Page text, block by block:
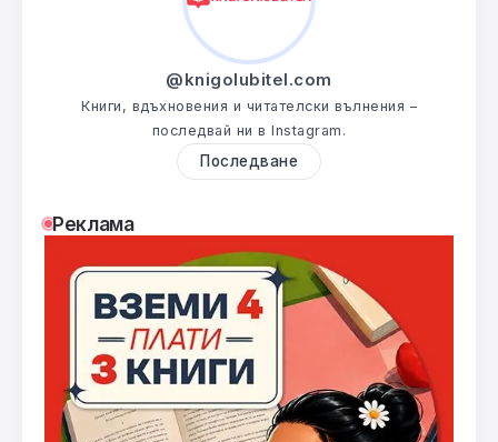
@knigolubitel.com
Книги, вдъхновения и читателски вълнения –
последвай ни в Instagram.
Последване
Реклама